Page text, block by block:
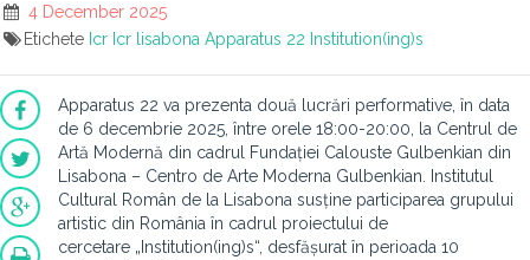
4 December 2025
Etichete Icr Icr lisabona Apparatus 22 Institution(ing)s
Apparatus 22 va prezenta două lucrări performative, în data
de 6 decembrie 2025, între orele 18:00-20:00, la Centrul de
Artă Modernă din cadrul Fundației Calouste Gulbenkian din
Lisabona – Centro de Arte Moderna Gulbenkian. Institutul
Cultural Român de la Lisabona susține participarea grupului
artistic din România în cadrul proiectului de
cercetare „Institution(ing)s“, desfășurat în perioada 10